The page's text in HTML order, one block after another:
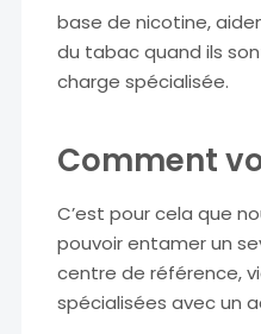
base de nicotine,
du tabac quand ils
charge spécialisée.
Comment
C’est pour cela que
pouvoir entamer un
centre de référence,
spécialisées avec un